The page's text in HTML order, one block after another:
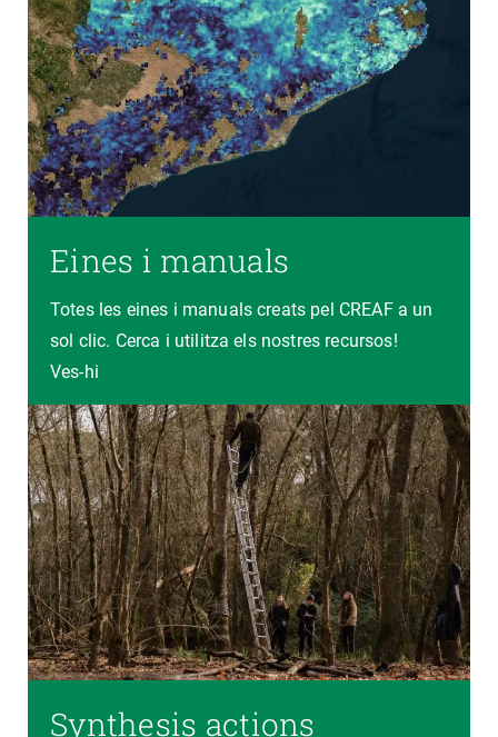
Eines i manuals
Totes les eines i manuals creats pel CREAF a un
sol clic. Cerca i utilitza els nostres recursos!
Ves-hi
Synthesis actions